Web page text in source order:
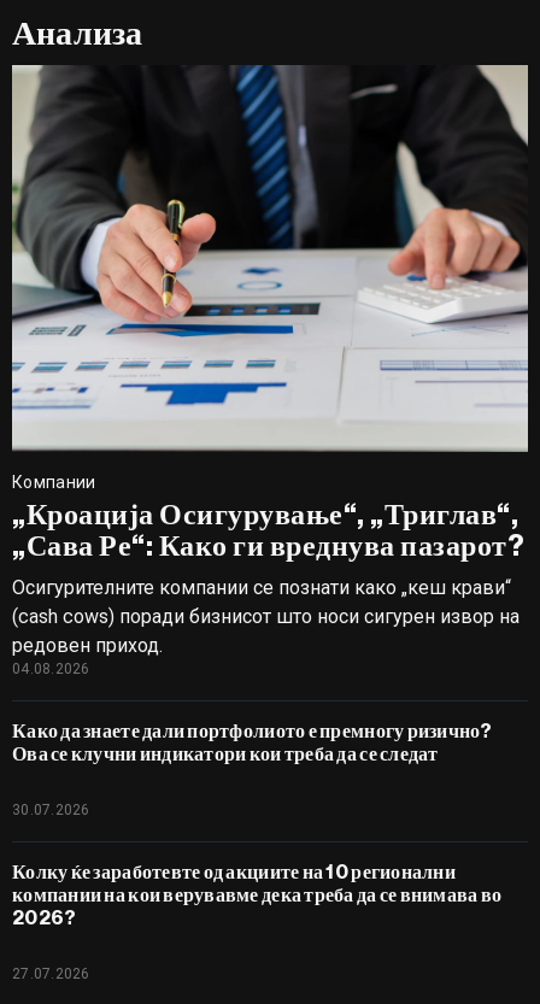
Анализа
Компании
„Кроација Осигурување“, „Триглав“,
„Сава Ре“: Како ги вреднува пазарот?
Осигурителните компании се познати како „кеш крави“
(cash cows) поради бизнисот што носи сигурен извор на
редовен приход.
04.08.2026
Како да знаете дали портфолиото е премногу ризично?
Ова се клучни индикатори кои треба да се следат
30.07.2026
Колку ќе заработевте од акциите на 10 регионални
компании на кои верувавме дека треба да се внимава во
2026?
27.07.2026